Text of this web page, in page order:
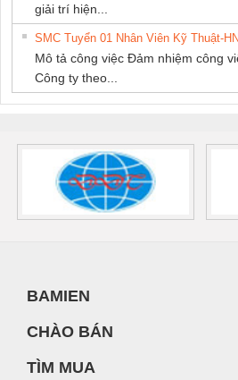
giải trí hiện...
SMC Tuyển 01 Nhân Viên Kỹ Thuật-HN
Mô tả công việc Đảm nhiệm công
Công ty theo...
BAMIEN
CHÀO BÁN
TÌM MUA